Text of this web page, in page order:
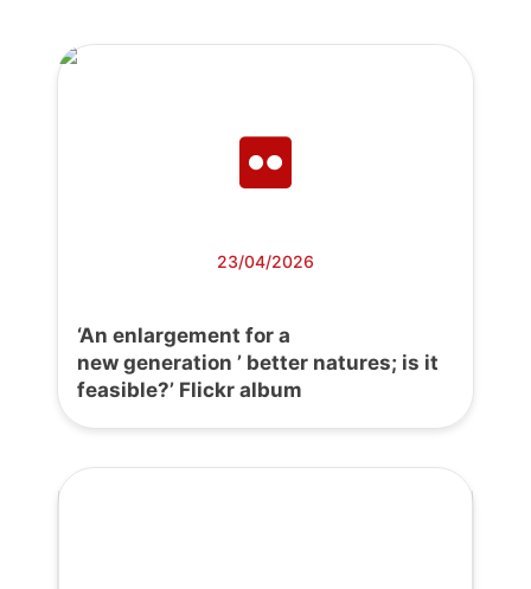
23/04/2026
‘An enlargement for a
new generation ’ better natures; is it
feasible?’ Flickr album